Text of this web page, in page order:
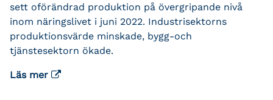
sett oförändrad produktion på övergripande nivå
inom näringslivet i juni 2022. Industrisektorns
produktionsvärde minskade, bygg-och
tjänstesektorn ökade.
Läs mer